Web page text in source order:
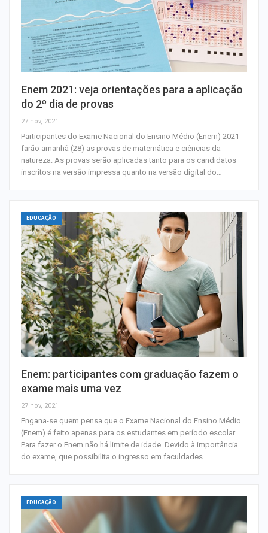
Enem 2021: veja orientações para a aplicação
do 2º dia de provas
27 nov, 2021
Participantes do Exame Nacional do Ensino Médio (Enem) 2021
farão amanhã (28) as provas de matemática e ciências da
natureza. As provas serão aplicadas tanto para os candidatos
inscritos na versão impressa quanto na versão digital do…
EDUCAÇÃO
Enem: participantes com graduação fazem o
exame mais uma vez
27 nov, 2021
Engana-se quem pensa que o Exame Nacional do Ensino Médio
(Enem) é feito apenas para os estudantes em período escolar.
Para fazer o Enem não há limite de idade. Devido à importância
do exame, que possibilita o ingresso em faculdades…
EDUCAÇÃO